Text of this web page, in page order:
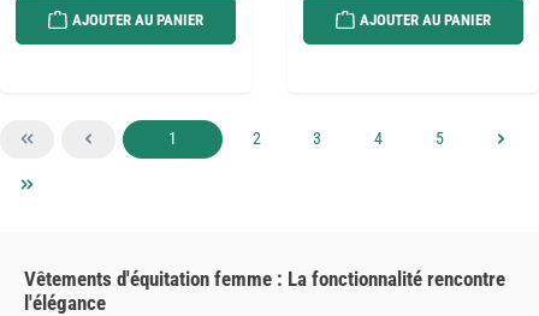
AJOUTER AU PANIER AJOUTER AU PANIER
Page
1 Page
2 Page
3 Page
4 Page
5
Vêtements d'équitation femme : La fonctionnalité rencontre
l'élégance